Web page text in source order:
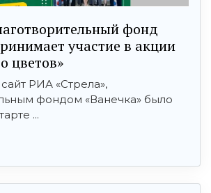
фонд
участие в акции
цветов»
РИА «Стрела»,
фондом «Ванечка» было
...